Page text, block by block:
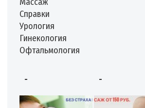
Массаж
Справки
Урология
Гинекология
Офтальмология
- -